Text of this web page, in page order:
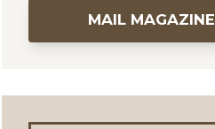
MAIL MAGAZINE